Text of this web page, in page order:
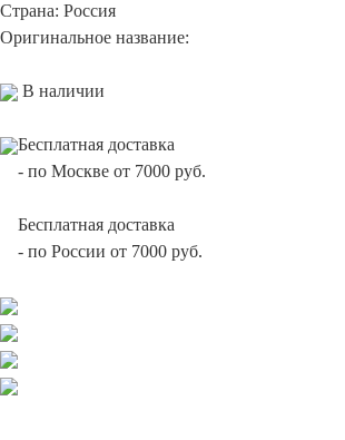
Страна: Россия
Оригинальное название:
В наличии
Бесплатная доставка
- по Москве от 7000 руб.
Бесплатная доставка
- по России от 7000 руб.